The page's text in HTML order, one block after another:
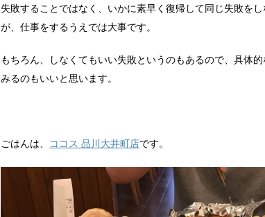
失敗することではなく、いかに素早く復帰して同じ失敗を
が、仕事をするうえでは大事です。
もちろん、しなくてもいい失敗というのもあるので、具体
みるのもいいと思います。
ごはんは、 ココス 品川大井町店です。